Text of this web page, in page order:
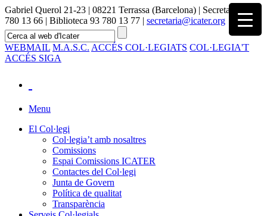
Gabriel Querol 21-23 | 08221 Terrassa (Barcelona) | Secretaria 93
780 13 66 | Biblioteca 93 780 13 77 | secretaria@icater.org
WEBMAIL M.A.S.C. ACCÉS COL·LEGIATS COL·LEGIA'T
ACCÉS SIGA
Menu
El Col·legi
Col·legia’t amb nosaltres
Comissions
Espai Comissions ICATER
Contactes del Col·legi
Junta de Govern
Política de qualitat
Transparència